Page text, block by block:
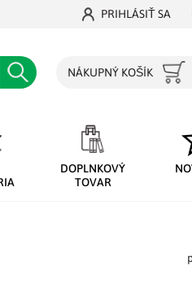
PRIHLÁSIŤ SA
Hľadať NÁKUPNÝ KOŠÍK
DOPLNKOVÝ
TOVAR